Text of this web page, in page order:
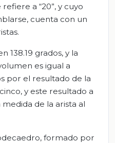
a “20”, y cuyo
cuenta con un
138.19 grados, y la
es igual a
por el resultado de la
y este resultado a
de la arista al
formado por